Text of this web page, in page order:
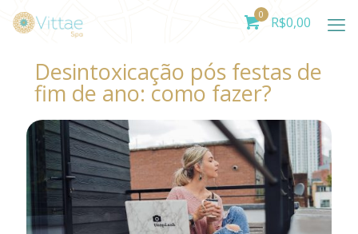
0 R$0,00
Desintoxicação pós festas de
fim de ano: como fazer?